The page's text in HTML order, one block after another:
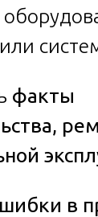
факты
в